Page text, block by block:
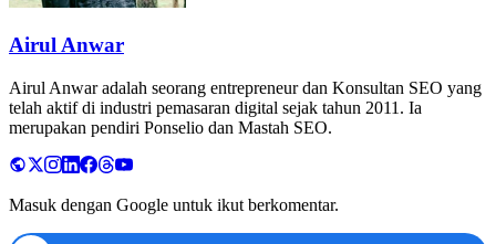
Airul Anwar
Airul Anwar adalah seorang entrepreneur dan Konsultan SEO yang
telah aktif di industri pemasaran digital sejak tahun 2011. Ia
merupakan pendiri Ponselio dan Mastah SEO.
Masuk dengan Google untuk ikut berkomentar.